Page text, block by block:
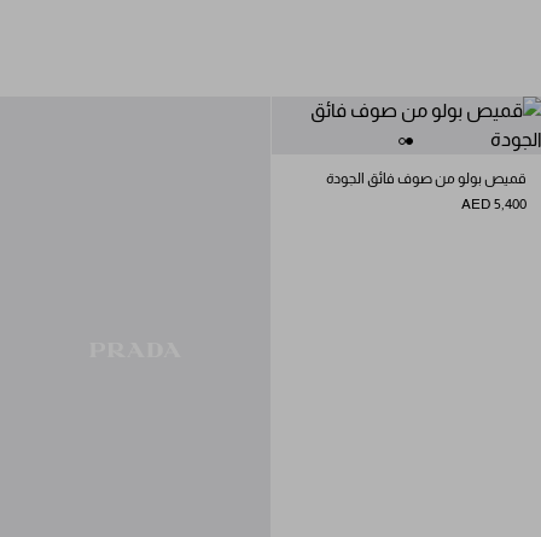
قميص بولو من صوف فائق الجودة
AED 5,400